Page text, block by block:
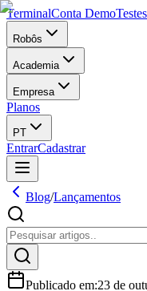
TerminalConta Demo
Robôs
Academia
Empresa
Planos
PT
EntrarCadastrar
Blog/Lançamentos
Publicado em:23 de